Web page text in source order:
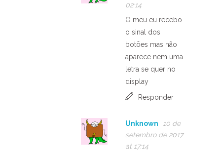
02:14
O meu eu recebo
o sinal dos
botões mas não
aparece nem uma
letra se quer no
display
Responder
Unknown
10 de
setembro de 2017
at 17:14